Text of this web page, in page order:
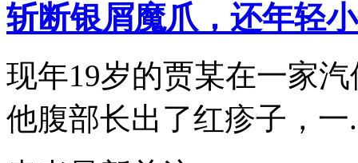
斩断银屑魔爪，还年轻
现年19岁的贾某在一家
他腹部长出了红疹子，一